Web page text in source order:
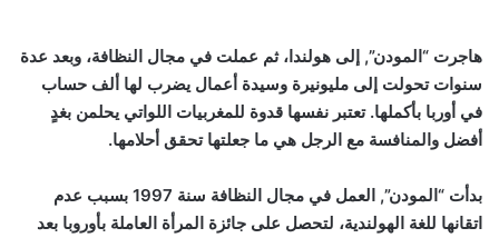
هاجرت “المودن”, إلى هولندا، ثم عملت في مجال النظافة، وبعد عدة
سنوات تحولت إلى مليونيرة وسيدة أعمال يضرب لها ألف حساب
في أوربا بأكملها. تعتبر نفسها قدوة للمغربيات اللواتي يحلمن بغدٍ
أفضل والمنافسة مع الرجل هي ما جعلتها تحقق أحلامها.
بدأت “المودن”, العمل في مجال النظافة سنة 1997 بسبب عدم
اتقانها للغة الهولندية، لتحصل على جائزة المرأة العاملة بأوروبا بعد